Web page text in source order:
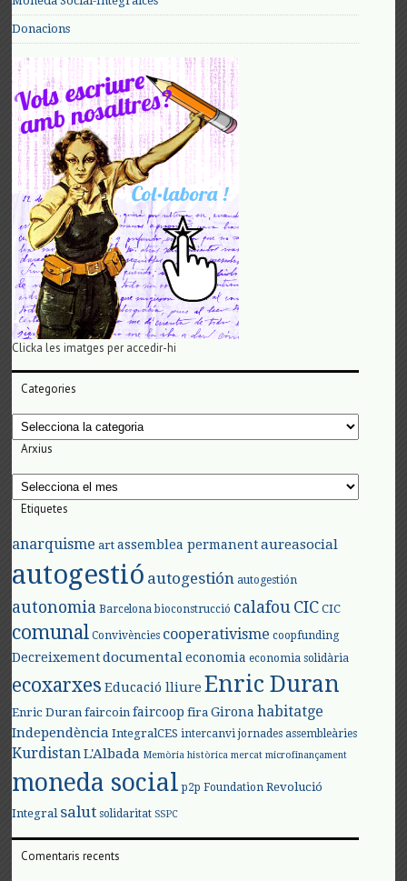
Donacions
Clicka les imatges per accedir-hi
Categories
Categories
Arxius
Arxius
Etiquetes
anarquisme art assemblea permanent aureasocial
autogestió autogestión autogestión
autonomia Barcelona bioconstrucció calafouCIC CIC
comunal Convivències cooperativisme coopfunding
Decreixement documental economia economia solidària
ecoxarxes Educació lliure Enric Duran
Enric Duran faircoin faircoop fira Girona habitatge
Independència IntegralCES intercanvi jornades assembleàries
KurdistanL'Albada Memòria històrica mercat microfinançament
moneda social p2p Foundation Revolució
Integral salut solidaritat SSPC
Comentaris recents